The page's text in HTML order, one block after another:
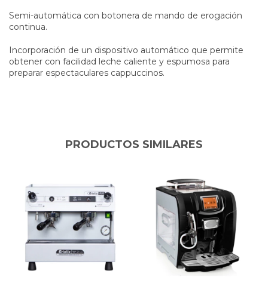
Semi-automática con botonera de mando de erogación
continua.
Incorporación de un dispositivo automático que permite
obtener con facilidad leche caliente y espumosa para
preparar espectaculares cappuccinos.
PRODUCTOS SIMILARES